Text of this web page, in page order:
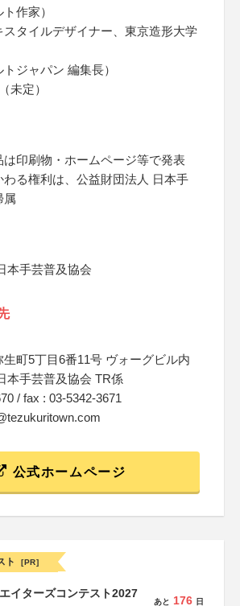
作家）
タイルデザイナー、東京造形大学
ジャパン 編集長）
未定）
は印刷物・ホームページ等で発表
わる権利は、公益財団法人 日本手
属
本手芸普及協会
町5丁目6番11号 ヴォーグビル内
本手芸普及協会 TR係
/ fax : 03-5342-3671
公式ホームページ
ト [PR]
イターズコンテスト2027
あと 176 日